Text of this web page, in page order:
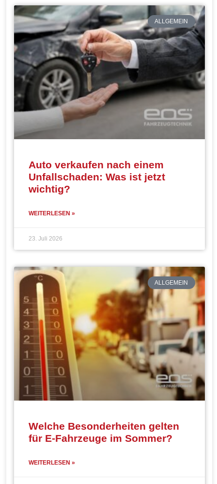
ALLGEMEIN
Auto verkaufen nach einem
Unfallschaden: Was ist jetzt
wichtig?
WEITERLESEN »
23. Juli 2026
ALLGEMEIN
Welche Besonderheiten gelten
für E-Fahrzeuge im Sommer?
WEITERLESEN »